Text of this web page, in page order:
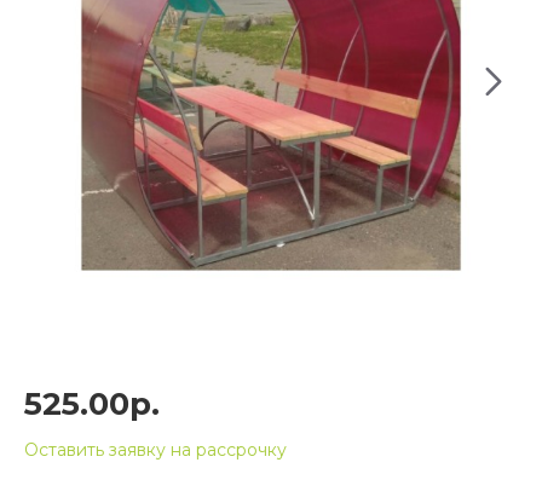
525.00р.
Оставить заявку на рассрочку